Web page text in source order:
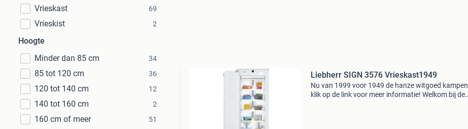
Vrieskast
69
Vrieskist 2
Hoogte
Minder dan 85 cm
34
85 tot 120 cm 36
120 tot 140 cm 12
140 tot 160 cm 2
160 cm of meer 51
Liebherr SIGN 3576 Vrieskast1949
Nu van 1999 voor 1949 de hanze witgoed kampen
klik op de link voor meer informatie! Welkom bij de